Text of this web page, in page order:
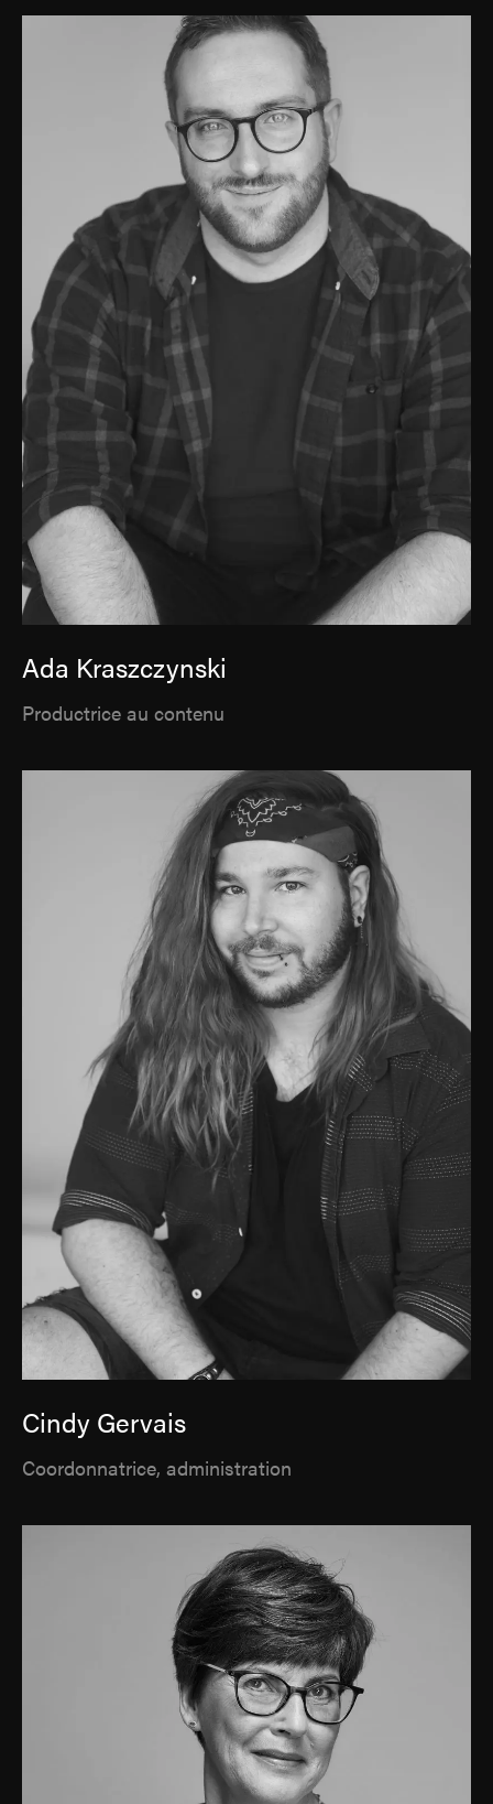
Ada Kraszczynski
Productrice au contenu
Cindy Gervais
Coordonnatrice, administration